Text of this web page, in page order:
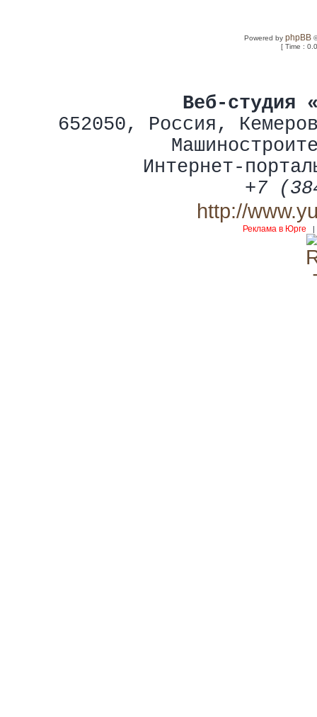
Powered byphpBB
[ Time :
Веб-студия
652050, Россия ,
Интернет-
+7
http://
Реклама в Юрге